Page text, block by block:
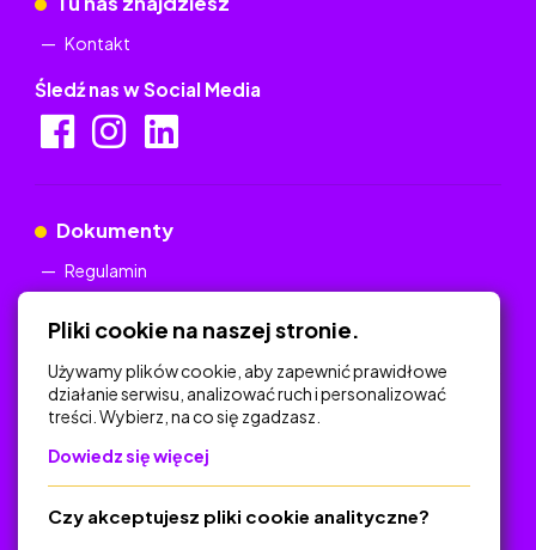
Kontakt
Śledź nas w Social Media
Dokumenty
Regulamin
Na skróty
Polityka Prywatności
Regulamin
O platformie
Pliki cookie na naszej stronie.
Używamy plików cookie, aby zapewnić prawidłowe
działanie serwisu, analizować ruch i personalizować
treści. Wybierz, na co się zgadzasz.
Dowiedz się więcej
Czy akceptujesz pliki cookie analityczne?